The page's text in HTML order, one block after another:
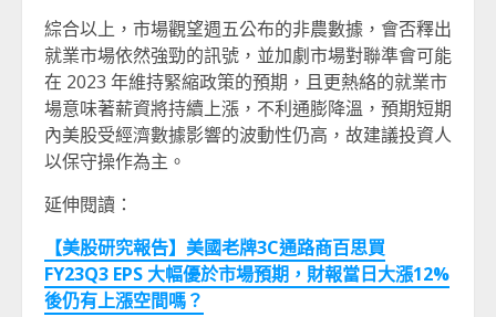
綜合以上，市場觀望週五公布的非農數據，會否釋出
就業市場依然強勁的訊號，並加劇市場對聯準會可能
在 2023 年維持緊縮政策的預期，且更熱絡的就業市
場意味著薪資將持續上漲，不利通膨降溫，預期短期
內美股受經濟數據影響的波動性仍高，故建議投資人
以保守操作為主。
延伸閱讀：
【美股研究報告】美國老牌3C通路商百思買
FY23Q3 EPS 大幅優於市場預期，財報當日大漲12%
後仍有上漲空間嗎？